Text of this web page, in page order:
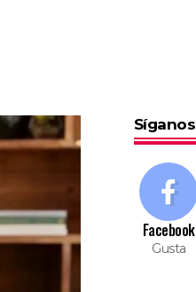
Síganos
Facebook
Gusta